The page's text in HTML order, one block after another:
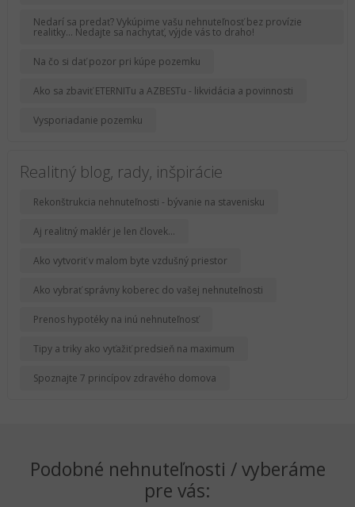
Nedarí sa predať? Vykúpime vašu nehnuteľnosť bez provízie
realitky... Nedajte sa nachytať, výjde vás to draho!
Na čo si dať pozor pri kúpe pozemku
Ako sa zbaviť ETERNITu a AZBESTu - likvidácia a povinnosti
Vysporiadanie pozemku
Realitný blog, rady, inšpirácie
Rekonštrukcia nehnuteľnosti - bývanie na stavenisku
Aj realitný maklér je len človek...
Ako vytvoriť v malom byte vzdušný priestor
Ako vybrať správny koberec do vašej nehnuteľnosti
Prenos hypotéky na inú nehnuteľnosť
Tipy a triky ako vyťažiť predsieň na maximum
Spoznajte 7 princípov zdravého domova
Podobné nehnuteľnosti / vyberáme
pre vás: